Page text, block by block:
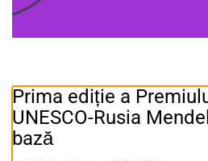
Prima ediție a
UNESCO-Rusia
bază